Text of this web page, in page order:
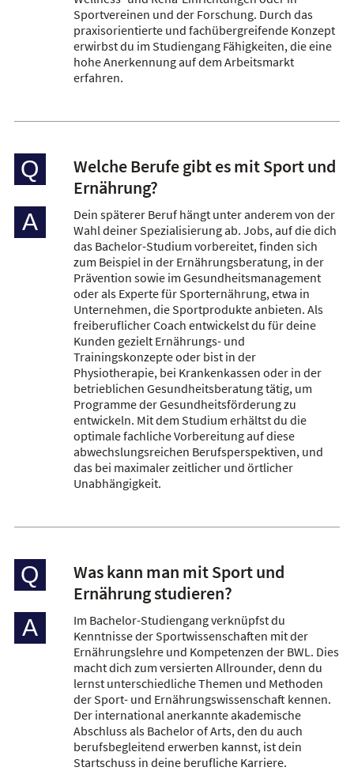
Sportvereinen und der Forschung. Durch das
praxisorientierte und fachübergreifende Konzept
erwirbst du im Studiengang Fähigkeiten, die eine
hohe Anerkennung auf dem Arbeitsmarkt
erfahren.
Q
Welche Berufe gibt es mit Sport und
Ernährung?
A
Dein späterer Beruf hängt unter anderem von der
Wahl deiner Spezialisierung ab. Jobs, auf die dich
das Bachelor-Studium vorbereitet, finden sich
zum Beispiel in der Ernährungsberatung, in der
Prävention sowie im Gesundheitsmanagement
oder als Experte für Sporternährung, etwa in
Unternehmen, die Sportprodukte anbieten. Als
freiberuflicher Coach entwickelst du für deine
Kunden gezielt Ernährungs- und
Trainingskonzepte oder bist in der
Physiotherapie, bei Krankenkassen oder in der
betrieblichen Gesundheitsberatung tätig, um
Programme der Gesundheitsförderung zu
entwickeln. Mit dem Studium erhältst du die
optimale fachliche Vorbereitung auf diese
abwechslungsreichen Berufsperspektiven, und
das bei maximaler zeitlicher und örtlicher
Unabhängigkeit.
Q
Was kann man mit Sport und
Ernährung studieren?
A
Im Bachelor-Studiengang verknüpfst du
Kenntnisse der Sportwissenschaften mit der
Ernährungslehre und Kompetenzen der BWL. Dies
macht dich zum versierten Allrounder, denn du
lernst unterschiedliche Themen und Methoden
der Sport- und Ernährungswissenschaft kennen.
Der international anerkannte akademische
Abschluss als Bachelor of Arts, den du auch
berufsbegleitend erwerben kannst, ist dein
Startschuss in deine berufliche Karriere.